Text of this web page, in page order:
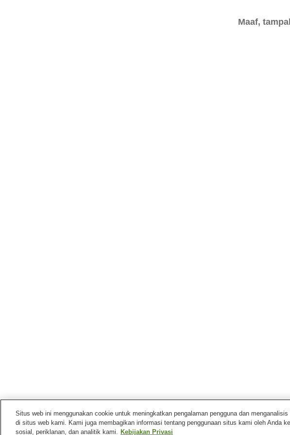
Maaf,
Situs web ini menggunakan cookie untuk meningkatkan pengalaman pengguna dan
di situs web kami. Kami juga membagikan informasi tentang penggunaan situs kami oleh Anda
sosial, periklanan, dan analitik kami. Kebijakan Privasi